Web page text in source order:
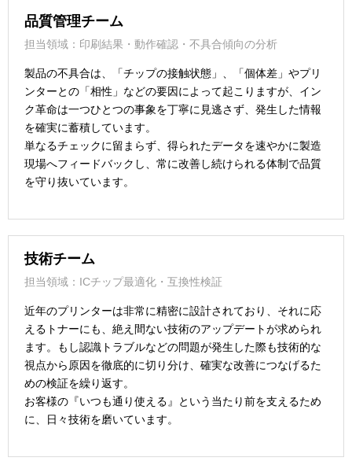
品質管理チーム
担当領域：印刷結果・動作確認・不具合傾向の分析
製品の不具合は、「チップの接触状態」、「個体差」やプリ
ンターとの「相性」などの要因によって起こりますが、イン
ク革命は一つひとつの事象を丁寧に見逃さず、発生した情報
を確実に蓄積しています。
単なるチェックに留まらず、得られたデータを速やかに製造
現場へフィードバックし、常に改善し続けられる体制で品質
を守り抜いています。
技術チーム
担当領域：ICチップ最適化・互換性検証
近年のプリンターは非常に精密に設計されており、それに応
えるトナーにも、絶え間ない技術のアップデートが求められ
ます。もし認識トラブルなどの問題が発生した際も技術的な
視点から原因を徹底的に切り分け、確実な改善につなげるた
めの検証を繰り返す。
お客様の『いつも通り使える』という当たり前を支えるため
に、日々技術を磨いています。